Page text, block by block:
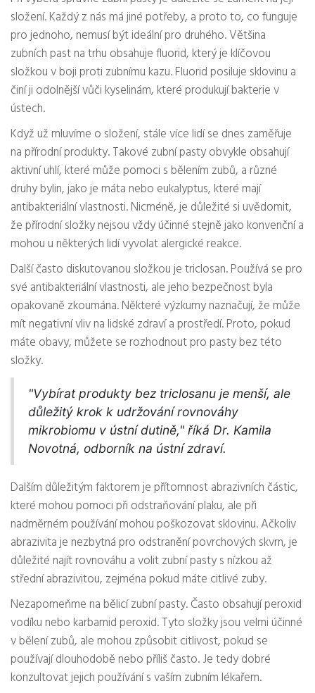
složení. Každý z nás má jiné potřeby, a proto to, co funguje
pro jednoho, nemusí být ideální pro druhého. Většina
zubních past na trhu obsahuje fluorid, který je klíčovou
složkou v boji proti zubnímu kazu. Fluorid posiluje sklovinu a
činí ji odolnější vůči kyselinám, které produkují bakterie v
ústech.
Když už mluvíme o složení, stále více lidí se dnes zaměřuje
na přírodní produkty. Takové zubní pasty obvykle obsahují
aktivní uhlí, které může pomoci s bělením zubů, a různé
druhy bylin, jako je máta nebo eukalyptus, které mají
antibakteriální vlastnosti. Nicméně, je důležité si uvědomit,
že přírodní složky nejsou vždy účinné stejně jako konvenční a
mohou u některých lidí vyvolat alergické reakce.
Další často diskutovanou složkou je triclosan. Používá se pro
své antibakteriální vlastnosti, ale jeho bezpečnost byla
opakovaně zkoumána. Některé výzkumy naznačují, že může
mít negativní vliv na lidské zdraví a prostředí. Proto, pokud
máte obavy, můžete se rozhodnout pro pasty bez této
složky.
"Vybírat produkty bez triclosanu je menší, ale
důležitý krok k udržování rovnováhy
mikrobiomu v ústní dutině," říká Dr. Kamila
Novotná, odborník na ústní zdraví.
Dalším důležitým faktorem je přítomnost abrazivních částic,
které mohou pomoci při odstraňování plaku, ale při
nadměrném používání mohou poškozovat sklovinu. Ačkoliv
abrazivita je nezbytná pro odstranění povrchových skvrn, je
důležité najít rovnováhu a volit zubní pasty s nízkou až
střední abrazivitou, zejména pokud máte citlivé zuby.
Nezapomeňme na bělicí zubní pasty. Často obsahují peroxid
vodíku nebo karbamid peroxid. Tyto složky jsou velmi účinné
v bělení zubů, ale mohou způsobit citlivost, pokud se
používají dlouhodobě nebo příliš často. Je tedy dobré
konzultovat jejich používání s vaším zubním lékařem.